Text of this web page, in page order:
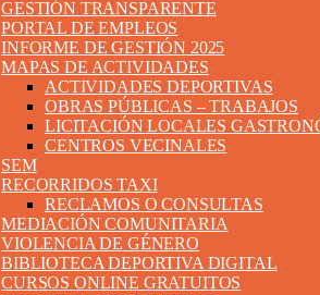
GESTIÓN TRANSPARENTE
PORTAL DE EMPLEOS
INFORME DE GESTIÓN 2025
MAPAS DE ACTIVIDADES
ACTIVIDADES DEPORTIVAS
OBRAS PÚBLICAS – TRABAJOS
LICITACIÓN LOCALES
CENTROS VECINALES
SEM
RECORRIDOS TAXI
RECLAMOS O CONSULTAS
MEDIACIÓN COMUNITARIA
VIOLENCIA DE GÉNERO
BIBLIOTECA DEPORTIVA DIGITAL
CURSOS ONLINE GRATUITOS